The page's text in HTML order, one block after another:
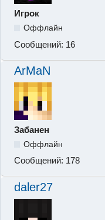
Игрок
Оффлайн
Сообщений: 16
ArMaN
Забанен
Оффлайн
Сообщений: 178
daler27